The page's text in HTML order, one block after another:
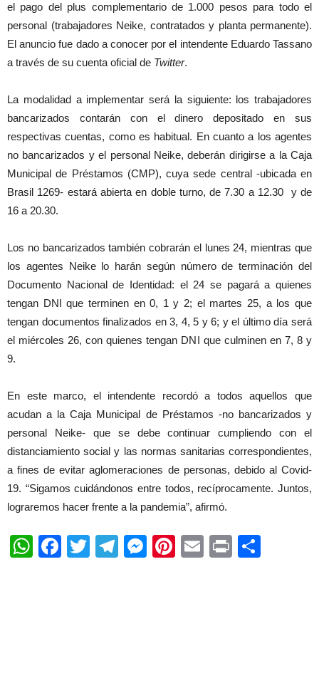
el pago del plus complementario de 1.000 pesos para todo el
personal (trabajadores Neike, contratados y planta permanente).
El anuncio fue dado a conocer por el intendente Eduardo Tassano
a través de su cuenta oficial de Twitter.
La modalidad a implementar será la siguiente: los trabajadores
bancarizados contarán con el dinero depositado en sus
respectivas cuentas, como es habitual. En cuanto a los agentes
no bancarizados y el personal Neike, deberán dirigirse a la Caja
Municipal de Préstamos (CMP), cuya sede central -ubicada en
Brasil 1269- estará abierta en doble turno, de 7.30 a 12.30 y de
16 a 20.30.
Los no bancarizados también cobrarán el lunes 24, mientras que
los agentes Neike lo harán según número de terminación del
Documento Nacional de Identidad: el 24 se pagará a quienes
tengan DNI que terminen en 0, 1 y 2; el martes 25, a los que
tengan documentos finalizados en 3, 4, 5 y 6; y el último día será
el miércoles 26, con quienes tengan DNI que culminen en 7, 8 y
9.
En este marco, el intendente recordó a todos aquellos que
acudan a la Caja Municipal de Préstamos -no bancarizados y
personal Neike- que se debe continuar cumpliendo con el
distanciamiento social y las normas sanitarias correspondientes,
a fines de evitar aglomeraciones de personas, debido al Covid-
19. “Sigamos cuidándonos entre todos, recíprocamente. Juntos,
lograremos hacer frente a la pandemia”, afirmó.
WhatsApp
Facebook
TwitterTelegram
Messenger
Pinterest
EmailPrint